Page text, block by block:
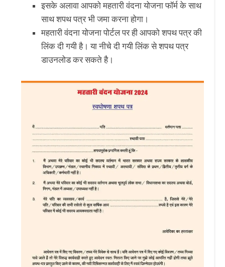
इसके अलावा आपको महतारी वंदना योजना फॉर्म के साथ
साथ शपथ पत्र भी जमा करना होगा।
महतारी वंदना योजना पोर्टल पर ही आपको शपथ पत्र की
लिंक दी गयी है। या नीचे दी गयी लिंक से शपथ पत्र
डाउनलोड कर सकते है।